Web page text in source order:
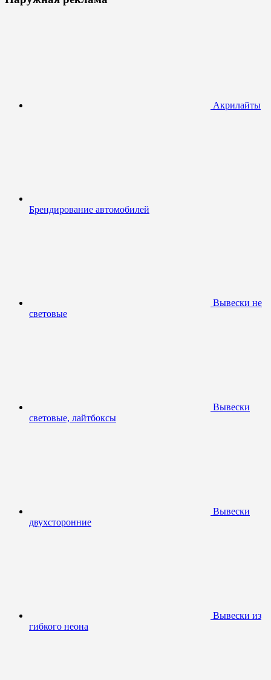
Акрилайты
Брендирование автомобилей
Вывески не
световые
Вывески
световые, лайтбоксы
Вывески
двухсторонние
Вывески из
гибкого неона